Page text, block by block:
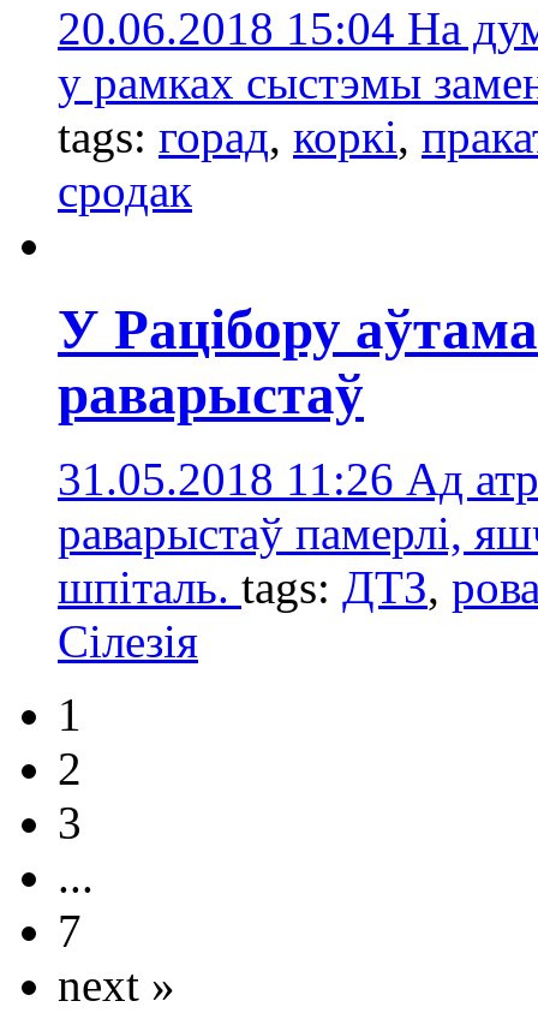
20.06.2018 15:04 На
у рамках сыстэмы
tags: горад, коркі,
сродак
У Рацібору
раварыстаў
31.05.2018 11:26 Ад
раварыстаў памерлі,
шпіталь. tags: ДТЗ,
Сілезія
1
2
3
...
7
next »